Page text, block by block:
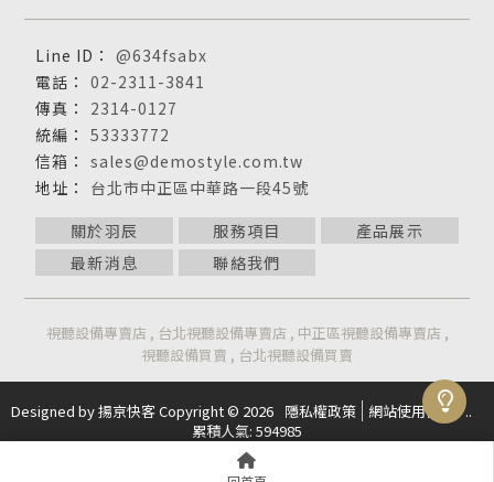
@634fsabx
02-2311-3841
2314-0127
53333772
sales@demostyle.com.tw
台北市中正區中華路一段45號
關於羽辰
服務項目
產品展示
最新消息
聯絡我們
視聽設備專賣店 台北視聽設備專賣店
中正區視聽設備專賣店
視聽設備買賣
台北視聽設備買賣
Designed by揚京快客Copyright © 2026 隱私權政策 網站使用條款
..
累積人氣: 594985